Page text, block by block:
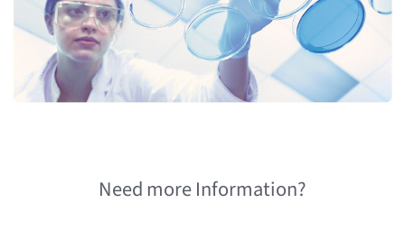
Need more Information?